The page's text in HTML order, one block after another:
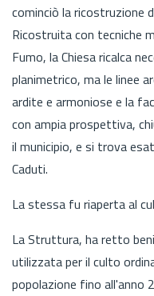
cominciò la ricostruzione
Ricostruita con tecniche
Fumo, la Chiesa ricalca
planimetrico, ma le linee
ardite e armoniose e la
con ampia prospettiva,
il municipio, e si trova
Caduti.
La stessa fu riaperta al
La Struttura, ha retto
utilizzata per il culto
popolazione fino all'anno